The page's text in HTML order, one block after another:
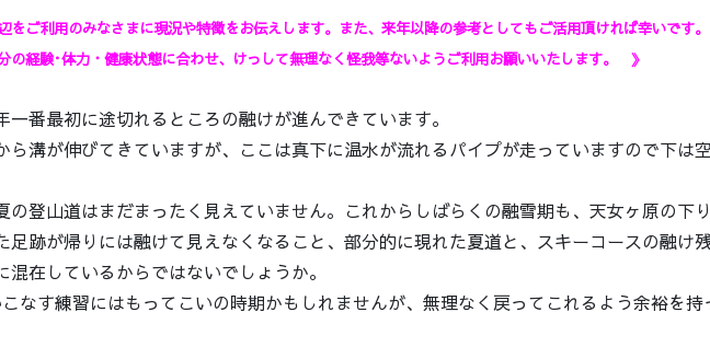
をご利用のみなさまに現況や特徴をお伝えします。また、来年以降の参考としてもご活用頂ければ幸いです
の経験･体力・健康状態に合わせ、けっして無理なく怪我等ないようご利用お願いいたします。 》
番最初に途切れるところの融けが進んできています。
ら溝が伸びてきていますが、ここは真下に温水が流れるパイプが走っていますので下は
の登山道はまだまったく見えていません。これからしばらくの融雪期も、天女ヶ原の下
足跡が帰りには融けて見えなくなること、部分的に現れた夏道と、スキーコースの融け
在しているからではないでしょうか。
なす練習にはもってこいの時期かもしれませんが、無理なく戻ってこれるよう余裕を持